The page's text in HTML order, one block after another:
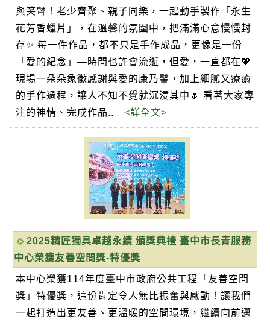
與笑聲！老少齊聚、親子同樂，一起動手製作「永生
花芳香蠟片」，在溫馨的氛圍中，把滿滿心意慢慢封
存✨ 每一件作品，都不只是手作成品，更像是一份
「愛的紀念」—時間也許會流逝，但愛，一直都在💖
現場一朵朵象徵感謝與愛的康乃馨，加上細膩又療癒
的手作過程，讓人不知不覺就沉浸其中🌷 看著大家專
注的神情、完成作品.. <詳全文>
2025精匠獨具卓越永續 頒獎典禮 臺中市長青服務
中心榮獲友善空間獎-特優獎
本中心榮獲114年度臺中市政府公共工程「友善空間
獎」特優獎，這份肯定令人無比振奮與感動！讓我們
一起打造出更友善、更溫暖的空間環境，繼續向前邁